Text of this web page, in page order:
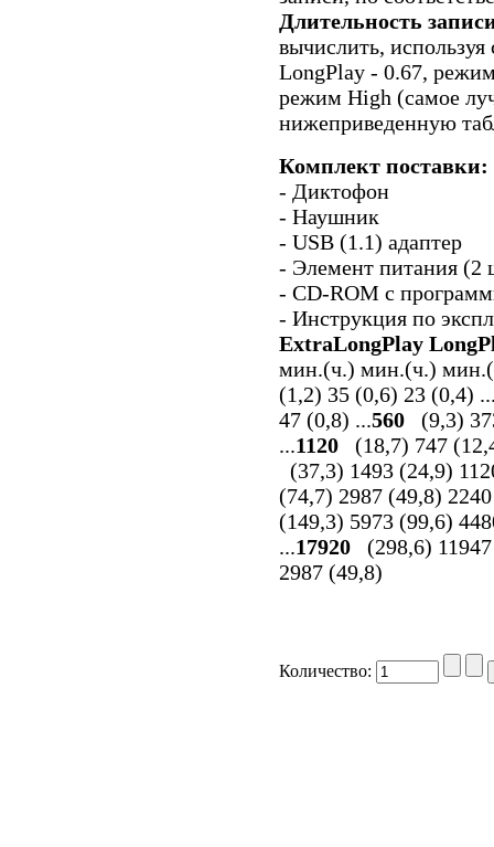
Длительность
вычислить,
LongPlay - 0.67,
режим High (самое
нижеприведенную
Комплект поставки:
- Диктофон
- Наушник
- USB (1.1) адаптер
- Элемент питания (2
- CD-ROM с
- Инструкция по
ExtraLongPlay
мин.(ч.) мин.(ч.)
(1,2) 35 (0,6) 23 (0,4)
47 (0,8) ...560 (9,3)
...1120 (18,7) 747
(37,3) 1493 (24,9)
(74,7) 2987 (49,8)
(149,3) 5973 (99,6)
...17920 (298,6)
2987 (49,8)
Количество: